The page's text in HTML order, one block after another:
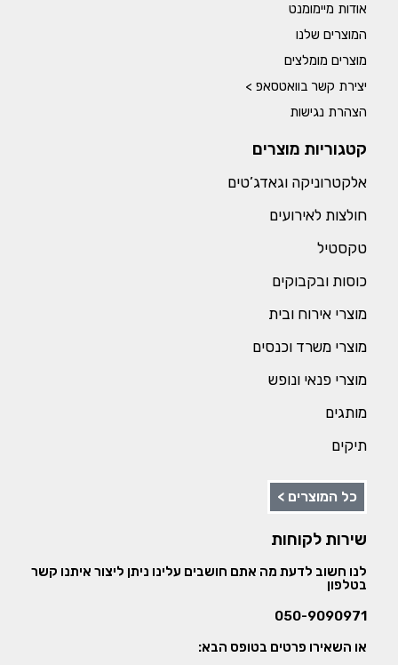
אודות מיימומנט
המוצרים שלנו
מוצרים מומלצים
יצירת קשר בוואטסאפ >
הצהרת נגישות
קטגוריות מוצרים
אלקטרוניקה וגאדג’טים
חולצות לאירועים
טקסטיל
כוסות ובקבוקים
מוצרי אירוח ובית
מוצרי משרד וכנסים
מוצרי פנאי ונופש
מותגים
תיקים
כל המוצרים >
שירות לקוחות
לנו חשוב לדעת מה אתם חושבים עלינו ניתן ליצור איתנו קשר
בטלפון
050-9090971
או השאירו פרטים בטופס הבא: